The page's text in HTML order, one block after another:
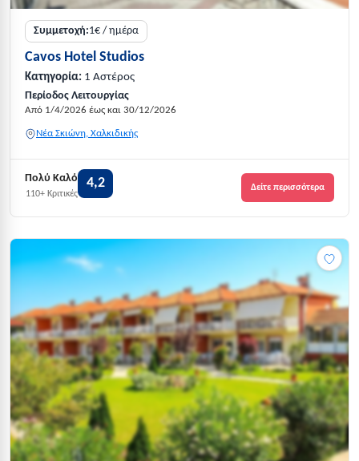
Συμμετοχή:1€ / ημέρα
Cavos Hotel Studios
Κατηγορία: 1 Αστέρος
Περίοδος Λειτουργίας
Από 1/4/2026 έως και 30/12/2026
Νέα Σκιώνη, Χαλκιδικής
Πολύ Καλό
110+ Κριτικές
4,2 Δείτε περισσότερα